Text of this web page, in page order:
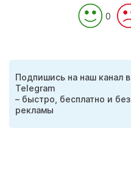
0
Подпишись на наш канал в
Telegram
– быстро, бесплатно и без
рекламы